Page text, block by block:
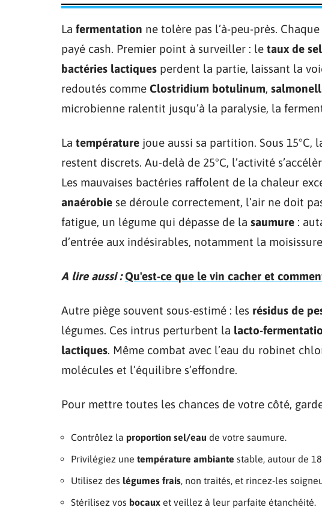
La fermentation ne tolère pas l’à-peu-près.
payé cash. Premier point à surveiller : le taux de sel
bactéries lactiques perdent la partie, laissant la
redoutés comme Clostridium botulinum,
microbienne ralentit jusqu’à la paralysie, la
La température joue aussi sa partition. Sous
restent discrets. Au-delà de 25°C, l’activité
Les mauvaises bactéries raffolent de la chaleur
anaérobie se déroule correctement, l’air ne doit
fatigue, un légume qui dépasse de la saumure :
d’entrée aux indésirables, notamment la
A lire aussi : Qu'est-ce que le vin cacher et
Autre piège souvent sous-estimé : les résidus de
légumes. Ces intrus perturbent la lacto-
lactiques. Même combat avec l’eau du robinet
molécules et l’équilibre s’effondre.
Pour mettre toutes les chances de votre côté,
Contrôlez la proportion sel/eau de votre saumure.
Privilégiez une température ambiante stable, autour de
Utilisez des légumes frais , non traités, et rincez-les
Stérilisez vos bocaux et veillez à leur parfaite étanchéité.